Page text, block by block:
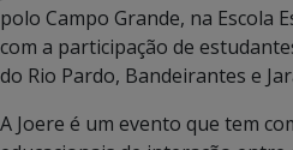
polo Campo Grande, na Escola
com a participação de
do Rio Pardo, Bandeirantes e
A Joere é um evento que tem